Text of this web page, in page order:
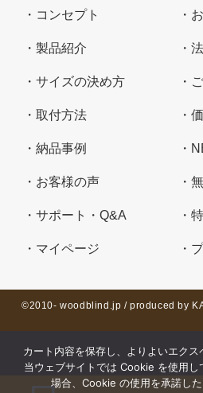
コンセプト
製品紹介
サイズの決め方
取付方法
納品事例
お客様の声
サポート・Q&A
マイページ
©2010- woodblind.jp / produced by
カート内容を保存し、よりよいエクス
当ウェブサイトでは Cookie を使用し
場合、Cookie の使用を承諾した